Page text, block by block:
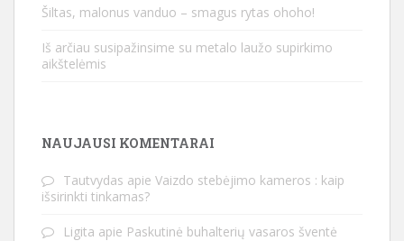
Šiltas, malonus vanduo – smagus rytas ohoho!
Iš arčiau susipažinsime su metalo laužo supirkimo
aikštelėmis
NAUJAUSI KOMENTARAI
Tautvydas apie Vaizdo stebėjimo kameros : kaip
išsirinkti tinkamas?
Ligita apie Paskutinė buhalterių vasaros šventė